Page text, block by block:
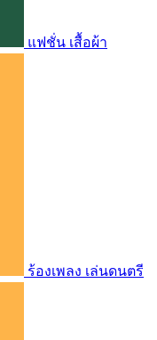
แฟชั่น เสื้อผ้า
ร้องเพลง เล่นดนตรี